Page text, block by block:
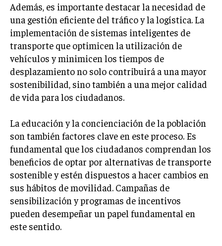
FINANZAS Y CONTABILIDAD
GESTIÓN DE RECURSOS FINANCIEROS
INVERSIONES Y MERCADOS FINANCIEROS
CONTABILIDAD EMPRESARIAL
ECONOMÍA EMPRESARIAL
COMERCIO INTERNACIONAL
EXPANSIÓN GLOBAL
IMPORTACIÓN Y EXPORTACIÓN
ALIANZAS ESTRATÉGICAS
TECNOLOGIA
SOSTENIBILIDAD Y MEDIO AMBIENTE
Además, es importante destacar la necesidad de
una gestión eficiente del tráfico y la logística. La
implementación de sistemas inteligentes de
transporte que optimicen la utilización de
vehículos y minimicen los tiempos de
desplazamiento no solo contribuirá a una mayor
sostenibilidad, sino también a una mejor calidad
de vida para los ciudadanos.
La educación y la concienciación de la población
son también factores clave en este proceso. Es
fundamental que los ciudadanos comprendan los
beneficios de optar por alternativas de transporte
sostenible y estén dispuestos a hacer cambios en
sus hábitos de movilidad. Campañas de
sensibilización y programas de incentivos
pueden desempeñar un papel fundamental en
este sentido.